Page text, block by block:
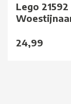
Lego
24,99